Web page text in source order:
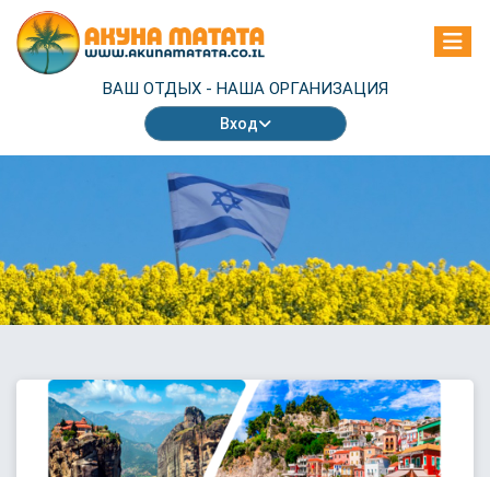
ВАШ ОТДЫХ - НАША ОРГАНИЗАЦИЯ
Вход